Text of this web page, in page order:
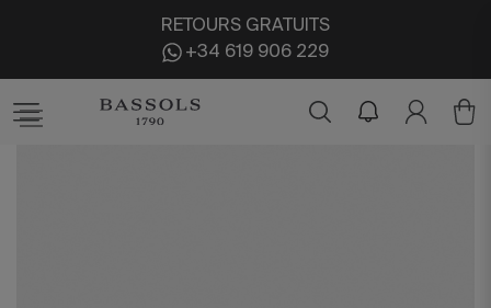
RETOURS GRATUITS
+34 619 906 229